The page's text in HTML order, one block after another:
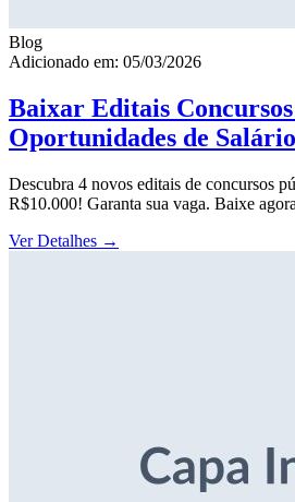
Blog
Adicionado em: 05/03/2026
Baixar Editais
Oportunidades de
Descubra 4 novos editais de concursos
R$10.000! Garanta sua vaga. Baixe
Ver Detalhes →